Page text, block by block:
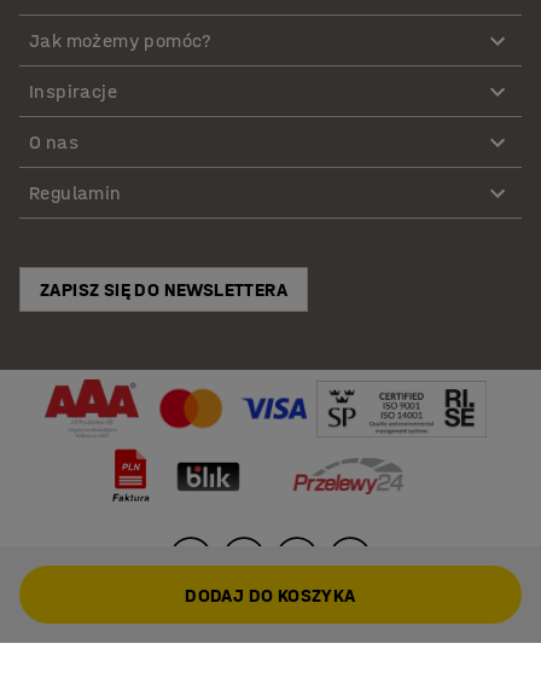
Jak możemy pomóc?
Inspiracje
O nas
Regulamin
ZAPISZ SIĘ DO NEWSLETTERA
DODAJ DO KOSZYKA